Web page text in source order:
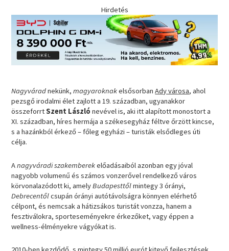
Hirdetés
Nagyváradnekünk,magyaroknakelsősorbanAdy városa, ahol
pezsgő irodalmi élet zajlott a 19. században, ugyanakkor
összeforrtSzent László nevével is, aki itt alapított monostort a
XI. században, híres hermája a székesegyház féltve őrzött kincse,
s a hazánkból érkező – főleg egyházi – turisták elsődleges úti
célja.
Anagyváradiszakemberekelőadásaiból azonban egy jóval
nagyobb volumenű és számos vonzerővel rendelkező város
körvonalazódott ki, amelyBudapesttőlmintegy 3 órányi,
Debrecentőlcsupán órányi autótávolságra könnyen elérhető
célpont, és nemcsak a hátizsákos turistát vonzza, hanem a
fesztiválokra, sporteseményekre érkezőket, vagy éppen a
wellness-élményekre vágyókat is.